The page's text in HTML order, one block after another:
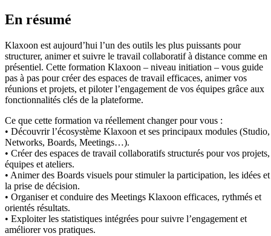
En résumé
Klaxoon est aujourd’hui l’un des outils les plus puissants pour
structurer, animer et suivre le travail collaboratif à distance comme en
présentiel. Cette formation Klaxoon – niveau initiation – vous guide
pas à pas pour créer des espaces de travail efficaces, animer vos
réunions et projets, et piloter l’engagement de vos équipes grâce aux
fonctionnalités clés de la plateforme.
Ce que cette formation va réellement changer pour vous :
• Découvrir l’écosystème Klaxoon et ses principaux modules (Studio,
Networks, Boards, Meetings…).
• Créer des espaces de travail collaboratifs structurés pour vos projets,
équipes et ateliers.
• Animer des Boards visuels pour stimuler la participation, les idées et
la prise de décision.
• Organiser et conduire des Meetings Klaxoon efficaces, rythmés et
orientés résultats.
• Exploiter les statistiques intégrées pour suivre l’engagement et
améliorer vos pratiques.